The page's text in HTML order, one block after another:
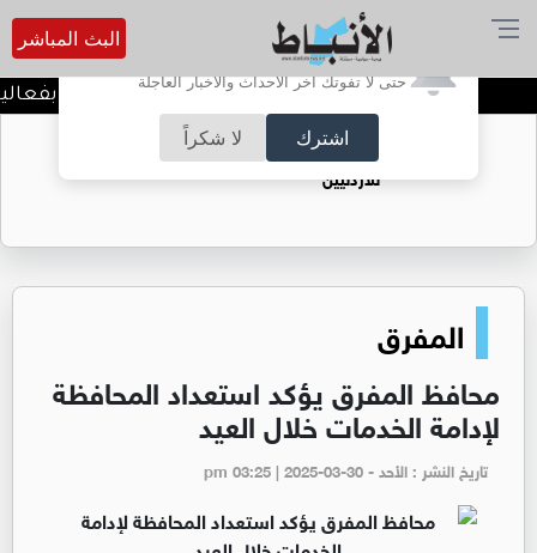
أترغب في تفعيل الإشعارات؟
حتى لا تفوتك آخر الأحداث والأخبار العاجلة
اشترك لا شكراً
البث المباشر
افضل طرق علاج النمش
حقل الريشة حين يتحول الغاز إلى فرص عمل
للأردنيين
المفرق
محافظ المفرق يؤكد استعداد المحافظة
لإدامة الخدمات خلال العيد
تاريخ النشر : الأحد - pm 03:25 | 2025-03-30